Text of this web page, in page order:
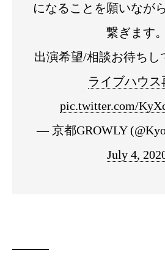
になることを願いなが
繋ぎます。
出演希望/相談お待ちし
ライブハウス
pic.twitter.com/
— 京都GROWLY
July 4,